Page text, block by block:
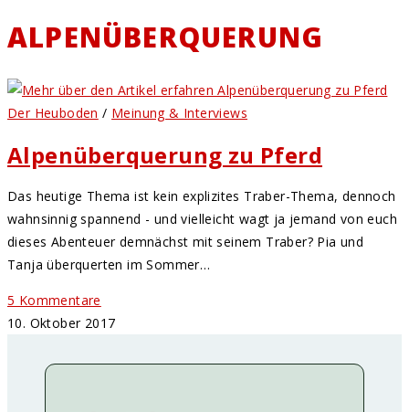
ALPENÜBERQUERUNG
Der Heuboden / Meinung & Interviews
Alpenüberquerung zu Pferd
Das heutige Thema ist kein explizites Traber-Thema, dennoch
wahnsinnig spannend - und vielleicht wagt ja jemand von euch
dieses Abenteuer demnächst mit seinem Traber? Pia und
Tanja überquerten im Sommer…
5 Kommentare
10. Oktober 2017